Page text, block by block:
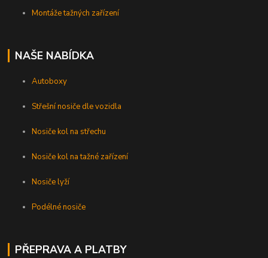
Montáže tažných zařízení
NAŠE NABÍDKA
Autoboxy
Střešní nosiče dle vozidla
Nosiče kol na střechu
Nosiče kol na tažné zařízení
Nosiče lyží
Podélné nosiče
PŘEPRAVA A PLATBY